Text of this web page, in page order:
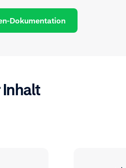
Dokumentation